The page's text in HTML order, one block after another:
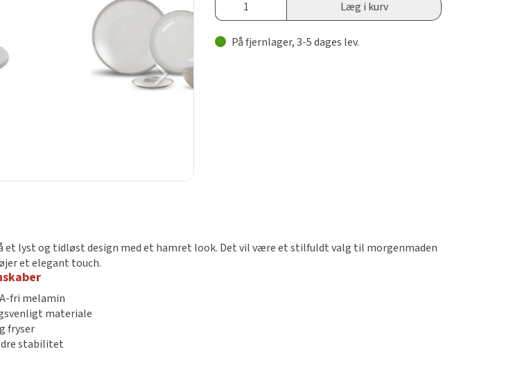
Læg i kurv
På fjernlager, 3-5 dages lev.
et lyst og tidløst design med et hamret look. Det vil være et stilfuldt valg til morgenmaden
et elegant touch.
fri melamin
materiale
fryser
stabilitet